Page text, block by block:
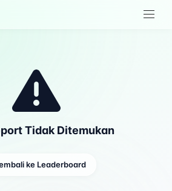
Tidak Ditemukan
ke Leaderboard